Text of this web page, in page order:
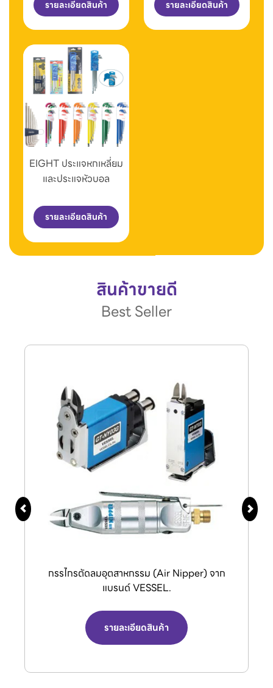
รายละเอียดสินค้า รายละเอียดสินค้า
EIGHT ประแจหกเหลี่ยม
และประแจหัวบอล
รายละเอียดสินค้า
สินค้าขายดี
Best Seller
กรรไกรตัดลมอุตสาหกรรม (Air Nipper) จาก
แบรนด์ VESSEL.
รายละเอียดสินค้า